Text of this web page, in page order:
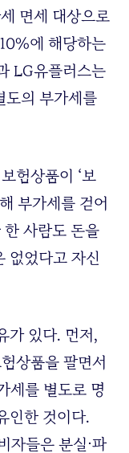
면세 대상으로
에 해당하는
LG유플러스는
도의 부가세를
험상품이 ‘보
부가세를 걷어
사람도 돈을
없었다고 자신
가 있다. 먼저,
상품을 팔면서
세를 별도로 명
인한 것이다.
자들은 분실⋅파